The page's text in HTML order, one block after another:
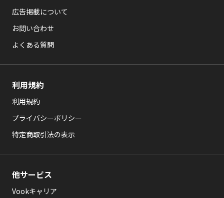
広告掲載について
お問い合わせ
よくある質問
利用規約
利用規約
プライバシーポリシー
特定商取引法の表示
他サービス
Vookキャリア